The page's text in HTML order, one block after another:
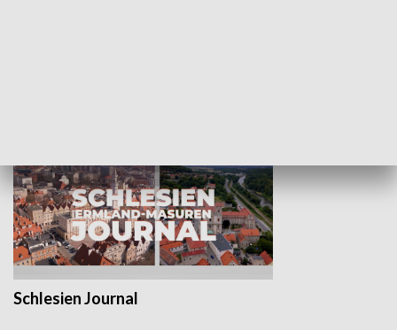
Schlesien Journal